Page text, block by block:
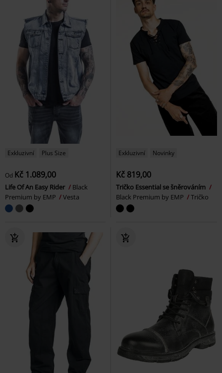
Exkluzivní Plus Size
Od Kč 1.089,00
Life Of An Easy Rider
Black
Premium by EMP
Vesta
Exkluzivní Novinky
Kč 819,00
Tričko Essential se šněrováním
Black Premium by EMP
Tričko